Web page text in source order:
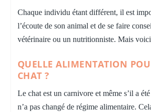
Chaque individu étant différent, il est
l’écoute de son animal et de se faire
vétérinaire ou un nutritionniste. Mais
QUELLE ALIMENTATION
CHAT ?
Le chat est un carnivore et même s’il a
n’a pas changé de régime alimentaire.